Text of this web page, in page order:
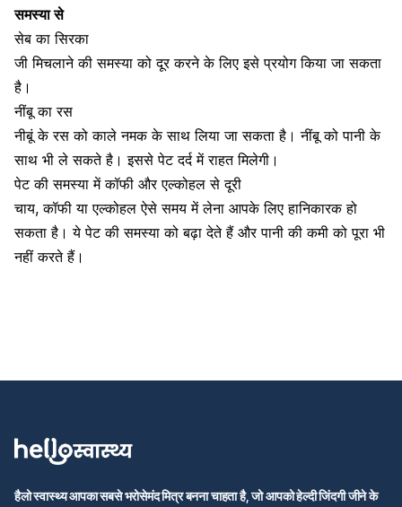
समस्या से
सेब का सिरका
जी मिचलाने की समस्या को दूर करने के लिए इसे प्रयोग किया जा सकता
है।
नींबू का रस
नीबूं के रस को काले नमक के साथ लिया जा सकता है। नींबू को पानी के
साथ भी ले सकते है। इससेपेट दर्द में राहत मिलेगी ।
पेट की समस्या में कॉफी और एल्कोहल से दूरी
चाय, कॉफी या एल्कोहल ऐसे समय में लेना आपके लिए हानिकारक हो
सकता है। येपेट की समस्या को बढ़ा देते हैंऔर पानी की कमी को पूरा भी
नहीं करते हैं।
हैलो स्वास्थ्य आपका सबसे भरोसेमंद मित्र बनना चाहता है, जो आपको हेल्दी जिंदगी जीने के